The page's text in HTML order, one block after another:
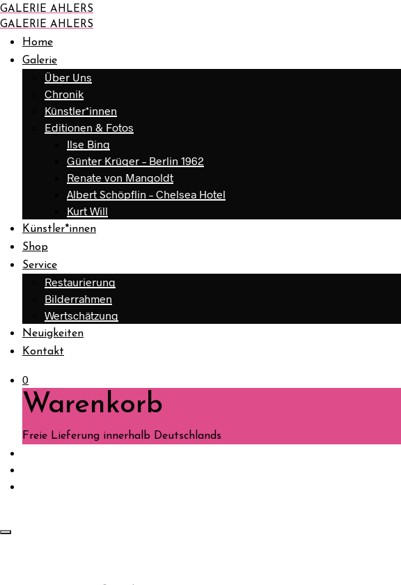
GALERIE AHLERS
GALERIE AHLERS
Home
Galerie
Über Uns
Chronik
Künstler*innen
Editionen & Fotos
Ilse Bing
Günter Krüger – Berlin 1962
Renate von Mangoldt
Albert Schöpflin – Chelsea Hotel
Kurt Will
Künstler*innen
Shop
Service
Restaurierung
Bilderrahmen
Wertschätzung
Neuigkeiten
Kontakt
0
Warenkorb
Freie Lieferung innerhalb Deutschlands